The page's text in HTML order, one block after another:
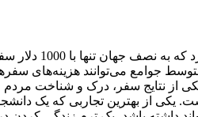
امروزه، این امکان وجود دارد که به نصف جهان تنها
جوامع می‌توانند هزینه‌های
یکی از نتایج سفر، درک و شناخت مردم
یکی از بهترین تجاربی که یک